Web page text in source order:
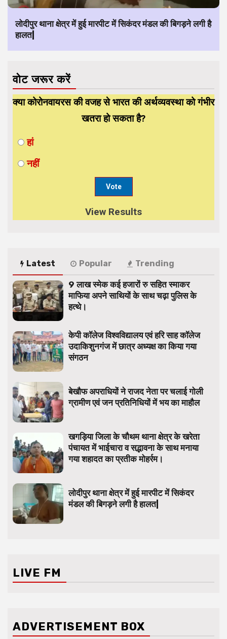
लोदीपुर थाना क्षेत्र में हुई मारपीट में सिकंदर मंडल की बिगड़ने लगी है
हालत|
वोट जरूर करें
क्या कोरोनवायरस की वजह से भारत की अर्थव्यवस्था को गंभीर
खतरा हो सकता है?
हां
नहीं
View Results
Latest Popular Trending
9 लाख स्मेक कई हजारों रु सहित स्माकर
माफिया अपने साथियों के साथ चढ़ा पुलिस के
हत्थे।
केपी कॉलेज विश्वविद्यालय एवं हरि साह कॉलेज
उदाकिशुनगंज में छात्र अध्यक्ष का किया गया
संगठन
बेखौफ अपराधियों ने राजद नेता पर चलाई गोली
ग्रामीण एवं जन प्रतिनिधियों में भय का माहौल
खगड़िया जिला के चौथम थाना क्षेत्र के खरेता
पंचायत में भाईचारा व सद्भावना के साथ मनाया
गया शहादत का प्रतीक मोहर्रम।
लोदीपुर थाना क्षेत्र में हुई मारपीट में सिकंदर
मंडल की बिगड़ने लगी है हालत|
LIVE FM
ADVERTISEMENT BOX